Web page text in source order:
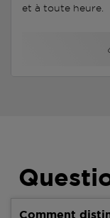
et à toute heure.
Comment